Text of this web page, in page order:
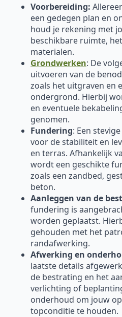
Voorbereiding:
een gedegen plan en
houd je rekening met
beschikbare ruimte,
materialen.
Grondwerken: De
uitvoeren van de
zoals het uitgraven en
ondergrond. Hierbij
en eventuele
genomen.
Fundering: Een
voor de stabiliteit en
en terras. Afhankelijk
wordt een geschikte
zoals een zandbed,
beton.
Aanleggen van de
fundering is
worden geplaatst.
gehouden met het
randafwerking.
Afwerking en
laatste details
de bestrating en het
verlichting of
onderhoud om jouw
topconditie te houden.